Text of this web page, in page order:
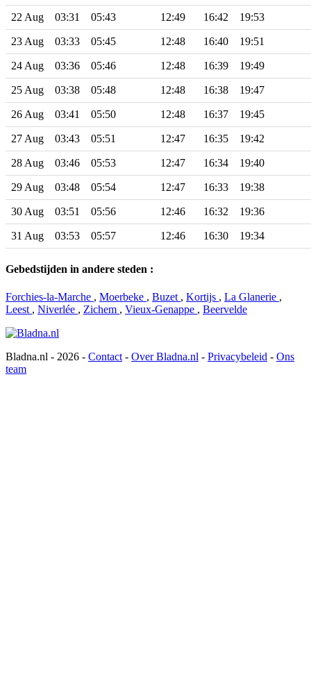
22 Aug 03:31 05:43 12:49 16:42 19:53
23 Aug 03:33 05:45 12:48 16:40 19:51
24 Aug 03:36 05:46 12:48 16:39 19:49
25 Aug 03:38 05:48 12:48 16:38 19:47
26 Aug 03:41 05:50 12:48 16:37 19:45
27 Aug 03:43 05:51 12:47 16:35 19:42
28 Aug 03:46 05:53 12:47 16:34 19:40
29 Aug 03:48 05:54 12:47 16:33 19:38
30 Aug 03:51 05:56 12:46 16:32 19:36
31 Aug 03:53 05:57 12:46 16:30 19:34
Gebedstijden in andere steden :
Forchies-la-Marche , Moerbeke , Buzet , Kortijs , La Glanerie ,
Leest , Niverlée , Zichem , Vieux-Genappe , Beervelde
Bladna.nl - 2026 - Contact - Over Bladna.nl - Privacybeleid - Ons
team